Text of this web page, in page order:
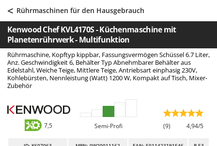
Abfüllgeräte
Akku Gartenscheren
Akku Gras- und Strauchscheren
Akku-Stichsägen
Allzwecktransporter - Motorschubkarren
Alu-Teleskopleitern
Arbeitsschutzkleidung
Aschesauger
AgriEuro Premium
AgriEuro TOP-LINE
AGT
Aima
Airmec
AL-KO
Alce
Alpina
< Rührmaschinen für den Hausgebrauch
Kenwood Chef KVL4170S - Küchenmaschine mit
Planetenrührwerk - Multifunktion
Rührmaschine, Kopftyp kippbar, Fassungsvermögen Schüssel 6.7 Liter,
Anz. Geschwindigkeit 6, Behälter Typ Abnehmbarer Behälter aus
Edelstahl, Weiche Teige, Mittlere Teige, Antriebsart einphasig 230V,
Kohlebürsten, Nennleistung (Watt) 1200 W, Kompakt auf Tisch, Mixer-
Zubehör
7,5 Semi-Profi (9) 4,94/5